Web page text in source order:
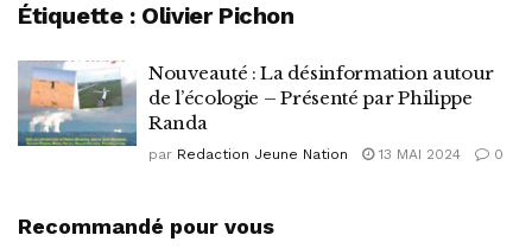
Étiquette : Olivier Pichon
Nouveauté : La désinformation autour
de l’écologie – Présenté par Philippe
Randa
par Redaction Jeune Nation 13 MAI 2024 0
Recommandé pour vous